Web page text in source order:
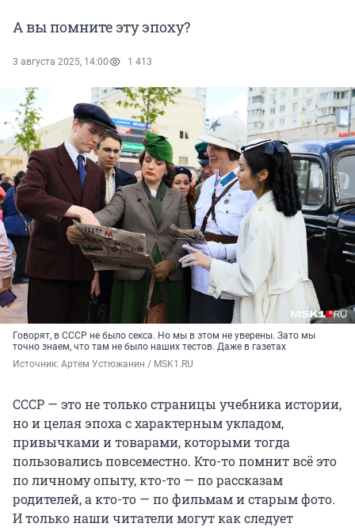
А вы помните эту эпоху?
3 августа 2025, 14:00 1 413
Говорят, в СССР не было секса. Но мы в этом не уверены. Зато мы
точно знаем, что там не было наших тестов. Даже в газетах
Источник: Артем Устюжанин / MSK1.RU
СССР — это не только страницы учебника истории,
но и целая эпоха с характерным укладом,
привычками и товарами, которыми тогда
пользовались повсеместно. Кто-то помнит всё это
по личному опыту, кто-то — по рассказам
родителей, а кто-то — по фильмам и старым фото.
И только наши читатели могут как следует